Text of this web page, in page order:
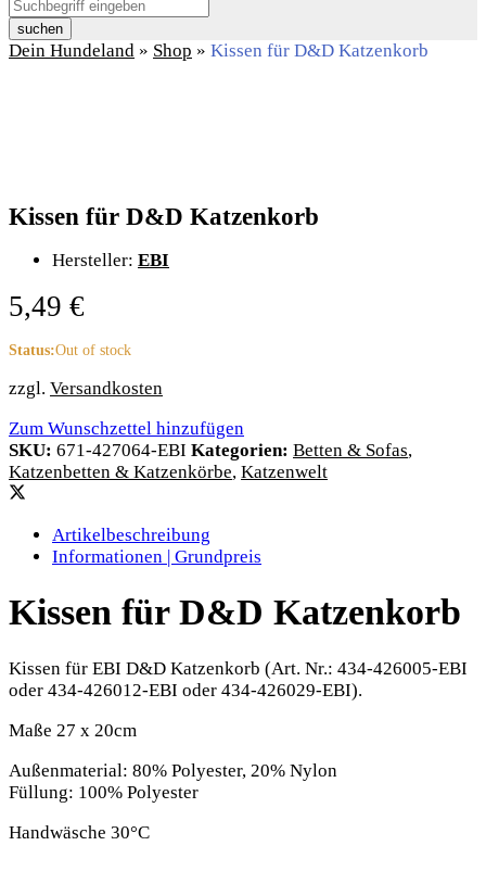
suchen
Dein Hundeland » Shop » Kissen für D&D Katzenkorb
Kissen für D&D Katzenkorb
Hersteller: EBI
5,49 €
Status:Out of stock
zzgl. Versandkosten
Zum Wunschzettel hinzufügen
SKU: 671-427064-EBI Kategorien: Betten & Sofas,
Katzenbetten & Katzenkörbe, Katzenwelt
Artikelbeschreibung
Informationen | Grundpreis
Kissen für D&D Katzenkorb
Kissen für EBI D&D Katzenkorb (Art. Nr.: 434-426005-EBI
oder 434-426012-EBI oder 434-426029-EBI).
Maße 27 x 20cm
Außenmaterial: 80% Polyester, 20% Nylon
Füllung: 100% Polyester
Handwäsche 30°C